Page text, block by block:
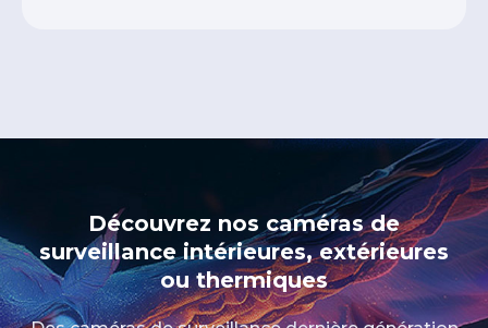
Découvrez nos caméras de
surveillance intérieures, extérieures
ou thermiques